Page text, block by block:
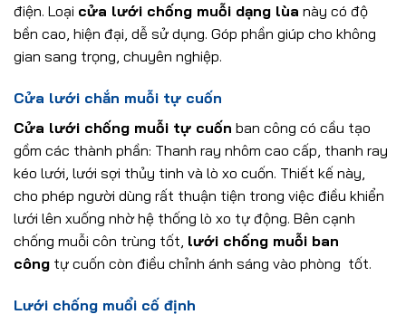
điện. Loại cửa lưới chống muỗi dạng lùa này có độ
bền cao, hiện đại, dễ sử dụng. Góp phần giúp cho không
gian sang trọng, chuyên nghiệp.
Cửa lưới chắn muỗi tự cuốn
Cửa lưới chống muỗi tự cuốn ban công có cầu tạo
gồm các thành phần: Thanh ray nhôm cao cấp, thanh ray
kéo lưới, lưới sợi thủy tinh và lò xo cuốn. Thiết kế này,
cho phép người dùng rất thuận tiện trong việc điều khiển
lưới lên xuống nhờ hệ thống lò xo tự động. Bên cạnh
chống muỗi côn trùng tốt, lưới chống muỗi ban
công tự cuốn còn điều chỉnh ánh sáng vào phòng tốt.
Lưới chống muổi cố định